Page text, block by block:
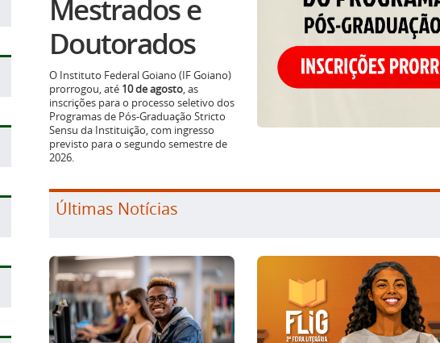
Mestrados e
Doutorados
O Instituto Federal Goiano (IF Goiano)
prorrogou, até 10 de agosto, as
inscrições para o processo seletivo dos
Programas de Pós-Graduação Stricto
Sensu da Instituição, com ingresso
previsto para o segundo semestre de
2026.
Últimas Notícias